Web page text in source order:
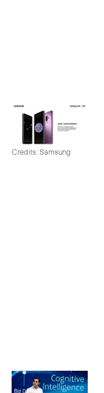
Credits: Samsung